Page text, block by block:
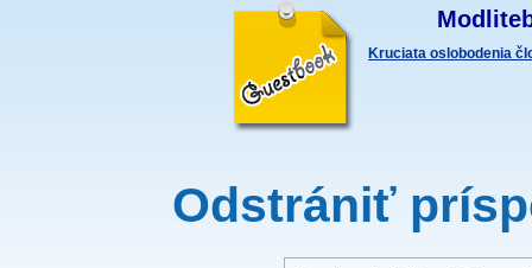
Kruciata oslobodenia
Odstrániť